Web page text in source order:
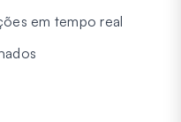
em tempo real